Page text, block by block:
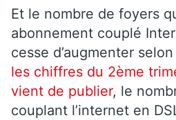
Et le nombre de foyers
abonnement couplé
cesse d’augmenter selon
les chiffres du 2ème
vient de publier, le
couplant l’internet en